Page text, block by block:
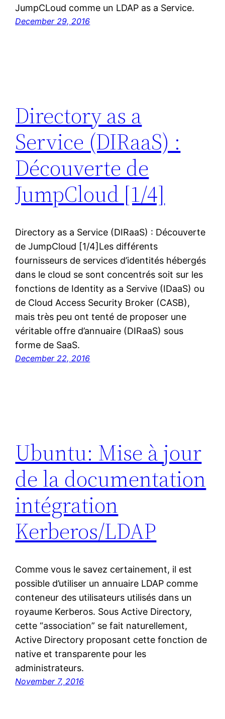
JumpCLoud comme un LDAP as a Service.
December 29, 2016
Directory as a
Service (DIRaaS) :
Découverte de
JumpCloud [1/4]
Directory as a Service (DIRaaS) : Découverte
de JumpCloud [1/4]Les différents
fournisseurs de services d’identités hébergés
dans le cloud se sont concentrés soit sur les
fonctions de Identity as a Servive (IDaaS) ou
de Cloud Access Security Broker (CASB),
mais très peu ont tenté de proposer une
véritable offre d’annuaire (DIRaaS) sous
forme de SaaS.
December 22, 2016
Ubuntu: Mise à jour
de la documentation
intégration
Kerberos/LDAP
Comme vous le savez certainement, il est
possible d’utiliser un annuaire LDAP comme
conteneur des utilisateurs utilisés dans un
royaume Kerberos. Sous Active Directory,
cette “association” se fait naturellement,
Active Directory proposant cette fonction de
native et transparente pour les
administrateurs.
November 7, 2016